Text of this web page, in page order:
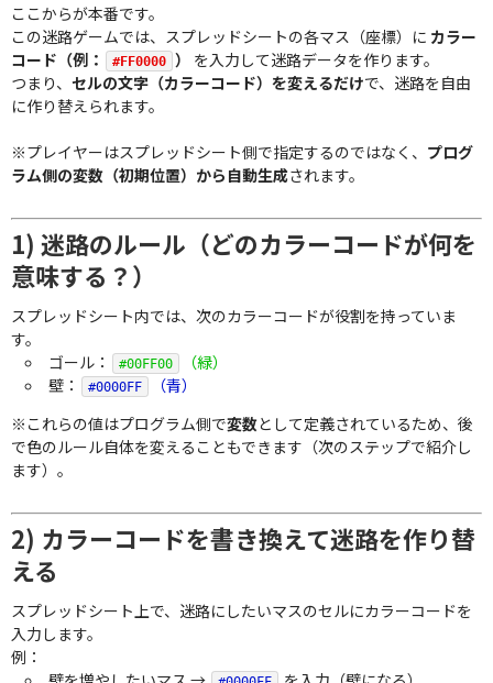
ここからが本番です。
この迷路ゲームでは、スプレッドシートの各マス（座標）に カラー
コード（例：
#FF0000 ）
を入力して迷路データを作ります。
つまり、 セルの文字（カラーコード）を変えるだけで、迷路を自由
に作り替えられます。
※プレイヤーはスプレッドシート側で指定するのではなく、 プログ
ラム側の変数（初期位置）から自動生成されます。
1) 迷路のルール（どのカラーコードが何を
意味する？）
スプレッドシート内では、次のカラーコードが役割を持っていま
す。
ゴール：
#00FF00
（緑）
壁：
#0000FF
（青）
※これらの値はプログラム側で変数として定義されているため、後
で色のルール自体を変えることもできます（次のステップで紹介し
ます）。
2) カラーコードを書き換えて迷路を作り替
える
スプレッドシート上で、迷路にしたいマスのセルにカラーコードを
入力します。
例：